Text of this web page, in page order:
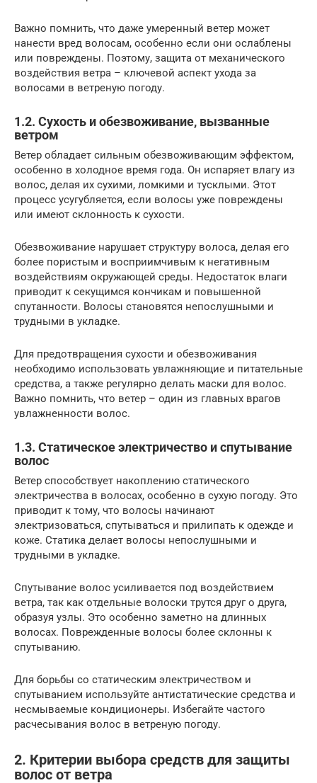
Важно помнить, что даже умеренный ветер может
нанести вред волосам, особенно если они ослаблены
или повреждены. Поэтому, защита от механического
воздействия ветра – ключевой аспект ухода за
волосами в ветреную погоду.
1.2. Сухость и обезвоживание, вызванные
ветром
Ветер обладает сильным обезвоживающим эффектом,
особенно в холодное время года. Он испаряет влагу из
волос, делая их сухими, ломкими и тусклыми. Этот
процесс усугубляется, если волосы уже повреждены
или имеют склонность к сухости.
Обезвоживание нарушает структуру волоса, делая его
более пористым и восприимчивым к негативным
воздействиям окружающей среды. Недостаток влаги
приводит к секущимся кончикам и повышенной
спутанности. Волосы становятся непослушными и
трудными в укладке.
Для предотвращения сухости и обезвоживания
необходимо использовать увлажняющие и питательные
средства, а также регулярно делать маски для волос.
Важно помнить, что ветер – один из главных врагов
увлажненности волос.
1.3. Статическое электричество и спутывание
волос
Ветер способствует накоплению статического
электричества в волосах, особенно в сухую погоду. Это
приводит к тому, что волосы начинают
электризоваться, спутываться и прилипать к одежде и
коже. Статика делает волосы непослушными и
трудными в укладке.
Спутывание волос усиливается под воздействием
ветра, так как отдельные волоски трутся друг о друга,
образуя узлы. Это особенно заметно на длинных
волосах. Поврежденные волосы более склонны к
спутыванию.
Для борьбы со статическим электричеством и
спутыванием используйте антистатические средства и
несмываемые кондиционеры. Избегайте частого
расчесывания волос в ветреную погоду.
2. Критерии выбора средств для защиты
волос от ветра